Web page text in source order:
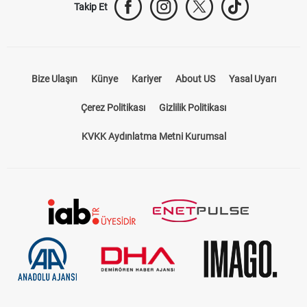
Künye Kariyer About US
Çerez Politikası Gizlilik Politikası